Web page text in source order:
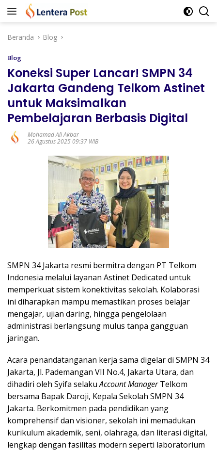
Langsung
Beranda
Blog
Blog
Koneksi Super Lancar! SMPN 34
Jakarta Gandeng Telkom Astinet
untuk Maksimalkan
Pembelajaran Berbasis Digital
Mohamad Ali Akbar
26 Agustus 2025 09:37 WIB
SMPN 34 Jakarta resmi bermitra dengan PT Telkom
Indonesia melalui layanan Astinet Dedicated untuk
memperkuat sistem konektivitas sekolah. Kolaborasi
ini diharapkan mampu memastikan proses belajar
mengajar, ujian daring, hingga pengelolaan
administrasi berlangsung mulus tanpa gangguan
jaringan.
Acara penandatanganan kerja sama digelar di SMPN 34
Jakarta, Jl. Pademangan VII No.4, Jakarta Utara, dan
dihadiri oleh Syifa selakuAccount ManagerTelkom
bersama Bapak Daroji, Kepala Sekolah SMPN 34
Jakarta. Berkomitmen pada pendidikan yang
komprehensif dan visioner, sekolah ini memadukan
kurikulum akademik, seni, olahraga, dan literasi digital,
lengkap dengan fasilitas modern seperti laboratorium